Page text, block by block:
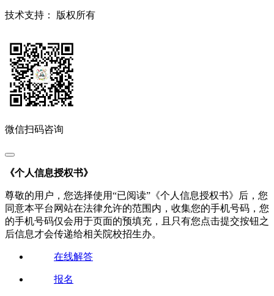
技术支持： 版权所有
微信扫码咨询
《个人信息授权书》
尊敬的用户，您选择使用“已阅读”《个人信息授权书》后，您
同意本平台网站在法律允许的范围内，收集您的手机号码，您
的手机号码仅会用于页面的预填充，且只有您点击提交按钮之
后信息才会传递给相关院校招生办。
在线解答
报名